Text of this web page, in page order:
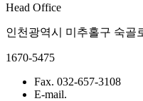
Head Office
인천광역시 미추홀구 숙골
1670-5475
Fax. 032-657-3108
E-mail.